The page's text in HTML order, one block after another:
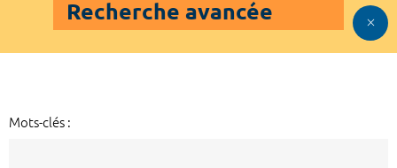
Recherche avancée
Mots-clés :